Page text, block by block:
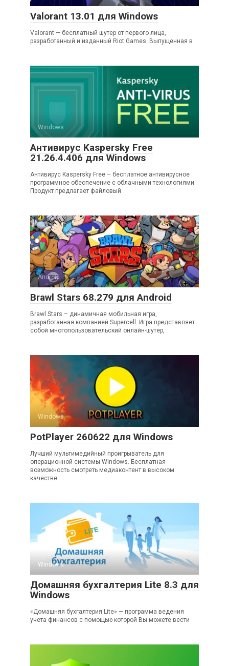
Valorant 13.01 для Windows
Valorant — бесплатный шутер от первого лица,
разработанный и изданный Riot Games. Выпущенная в
Windows
Антивирус Kaspersky Free
21.26.4.406 для Windows
Антивирус Kaspersky Free – бесплатное антивирусное
программное обеспечение с облачными технологиями.
Продукт предлагает файловый
Android
Brawl Stars 68.279 для Android
Brawl Stars – динамичная мобильная игра,
разработанная компанией Supercell. Игра представляет
собой многопользовательский онлайн-шутер,
Windows
PotPlayer 260622 для Windows
Лучший мультимедийный проигрыватель для
операционной системы Windows. Бесплатная
возможность смотреть медиаконтент в высоком
качестве
Windows
Домашняя бухгалтерия Lite 8.3 для
Windows
«Домашняя бухгалтерия Lite» — программа ведения
учета финансов с помощью которой Вы можете вести